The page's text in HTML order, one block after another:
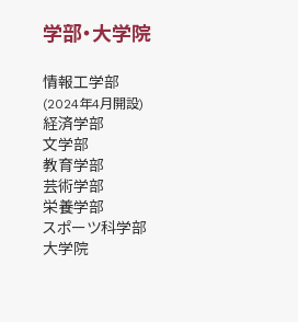
学部・大学院
情報工学部
(2024年4月開設)
経済学部
文学部
教育学部
芸術学部
栄養学部
スポーツ科学部
大学院